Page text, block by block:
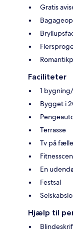
Gratis
Faciliteter
1
Bygget i
Terrasse
Tv på
En
Festsal
Hjælp til